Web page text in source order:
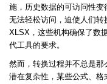
施，历史数据的可访问性
无法轻松访问，迫使人们
XLSX，这些机构确保了数
代工具的要求。
然而，转换过程并不总是
潜在复杂性，某些公式、